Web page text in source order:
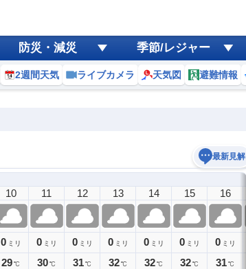
防災・減災 季節/レジャー
2週間天気 ライブカメラ 天気図 避難情報
最新見解
10
0 ミリ
29℃
11
0 ミリ
30℃
12
0 ミリ
31℃
13
0 ミリ
32℃
14
0 ミリ
32℃
15
0 ミリ
32℃
16
0 ミリ
31℃